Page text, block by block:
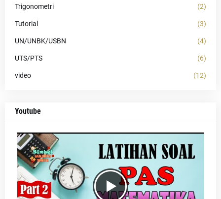
Trigonometri (2)
Tutorial (3)
UN/UNBK/USBN (4)
UTS/PTS (6)
video (12)
Youtube